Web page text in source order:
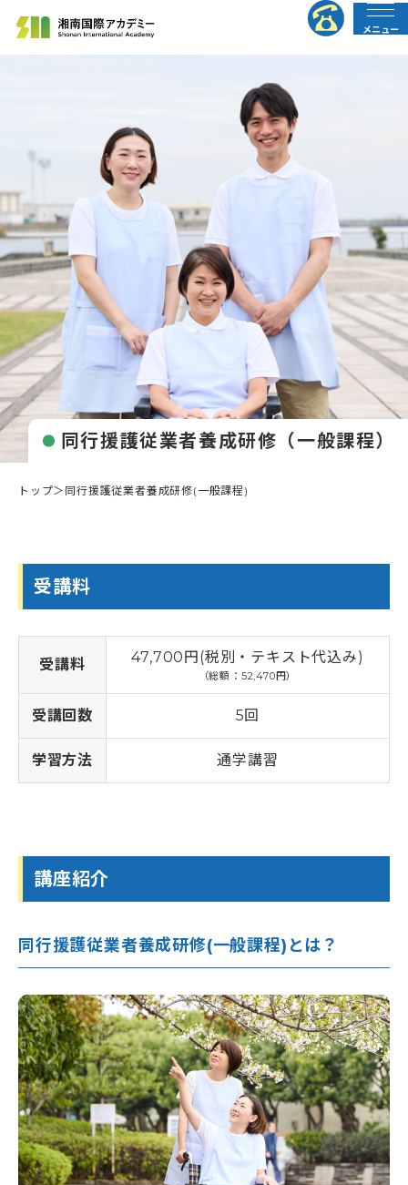
メニュー
行政の皆様へ
トップページ
介護職員初任者研修
介護福祉士実務者研修
介護福祉士受験対策講座
すべての講座
すべての講座
介護職員初任者研修
介護福祉士受験対策講座
綾瀬市委託事業「受講料0円」介護職員初任者研修
伊勢原市社会福祉協議会委託事業「通学コース」介護職員初
任者研修
介護に関する入門的研修 -オンライン講座-
認知症介護基礎研修(神奈川県指定)
認知症介護基礎研修 (相模原市)
認知症介護実践者研修
認知症介護実践リーダー研修
レクリエーション介護士2級講座
医療的ケア教員講習会
日本語オンライン学習支援のご案内
介護事業所向け研修
ワンコインイングリッシュ
ケアマネジャー（介護支援専門員）
職業訓練・行政委託事業
教室一覧
教室一覧
海老名校
相模大野校
大和校
横浜みなとみらいサテライト校
伊勢原会場（伊勢原市社会福祉協議会主催 当校講師派遣受
託事業）
東京都
東京校【開校準備中】
山梨県
山梨校（甲府商工会議所内)
静岡県
介護求人情報
キャンペーン一覧
お知らせ
お知らせ一覧
お知らせ
初めての方へ
初めての方へトップ
湘南国際アカデミーとは?
よくある質問
修了生の声
受講生・修了生サポート
介護福祉士向け総合サポート
介護職仲間づくりプロジェクト
ねんりんセミナー
ふくしごと
就職・転職サポート
ふくしごと
受かるんです
LINE登録
資料請求
ご希望講座の資料を無料でお届け
お電話でのお申し込み
同行援護従業者養成研修（一般課程）
トップ＞ 同行援護従業者養成研修(一般課程)
受講料
受講料 47,700円(税別・テキスト代込み)
（総額：52,470円）
受講回数 5回
学習方法 通学講習
講座紹介
同行援護従業者養成研修(一般課程)とは？